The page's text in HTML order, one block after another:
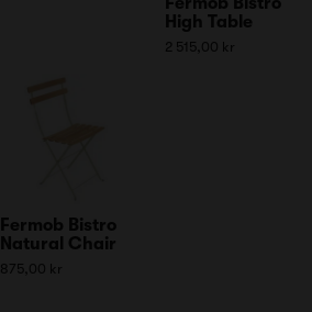
High Table
2 515,00 kr
Fermob Bistro
Natural Chair
875,00 kr